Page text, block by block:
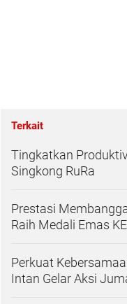
Terkait
Tingkatkan
Singkong RuRa
Prestasi
Raih Medali Emas
Perkuat
Intan Gelar Aksi